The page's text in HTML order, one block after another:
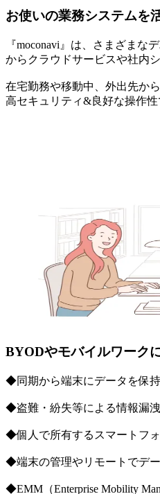
お使いの業務システムを
『moconavi』は、さまざまな
からクラウドサービスや社内
在宅勤務や移動中、外出先か
高セキュリティ&良好な操作
BYODやモバイルワーク
◆同期から端末にデータを保
◆盗難・紛失等による情報漏
◆個人で所有するスマートフ
◆端末の管理やリモートでデ
◆EMM（Enterprise Mobility